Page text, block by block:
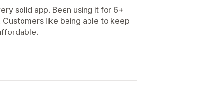
solid app. Been using it for 6+
Customers like being able to keep